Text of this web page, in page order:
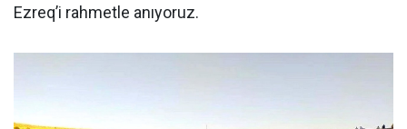
Ezreq’i rahmetle anıyoruz.